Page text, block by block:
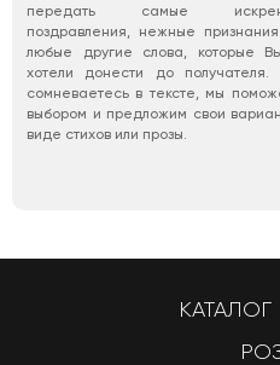
передать самые
поздравления, нежные
любые другие слова, которые
хотели донести до получателя.
сомневаетесь в тексте, мы
выбором и предложим свои
виде стихов или прозы.